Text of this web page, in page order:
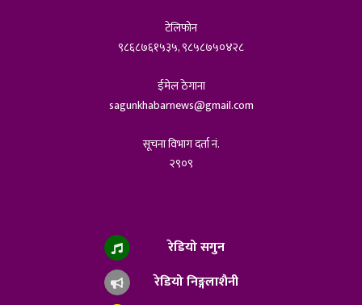
टेलिफोन
९८६८७६१५३५, ९८५८७५०४२८
ईमेल ठेगाना
sagunkhabarnews@gmail.com
सूचना विभाग दर्ता नं.
२९०९
रेडियो सगुन
रेडियो निङ्गलाशैनी